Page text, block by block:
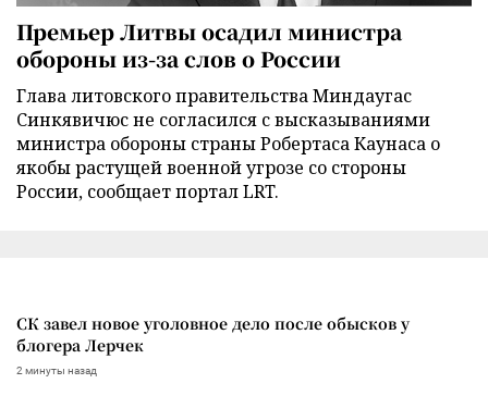
Премьер Литвы осадил министра
обороны из-за слов о России
Глава литовского правительства Миндаугас
Синкявичюс не согласился с высказываниями
министра обороны страны Робертаса Каунаса о
якобы растущей военной угрозе со стороны
России, сообщает портал LRT.
СК завел новое уголовное дело после обысков у
блогера Лерчек
2 минуты назад